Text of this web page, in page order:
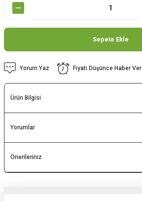
Sepete Ekle
Yorum Yaz Fiyatı Düşünce Haber Ver
Ürün Bilgisi
Yorumlar
Önerileriniz